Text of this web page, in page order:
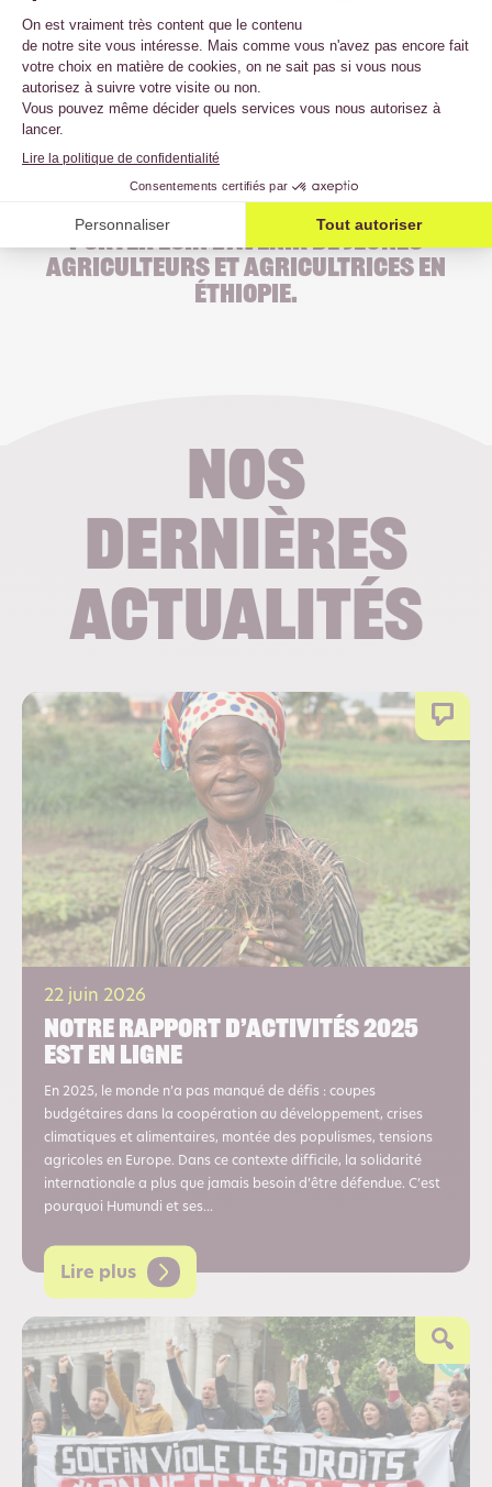
pouvez contribuer à cet impact durable
aujourd’hui et pour les générations futures.
JE FAIS UN DON
Avec votre soutien, ce projet pourra
porter loin l’avenir de jeunes
agriculteurs et agricultrices en
Éthiopie.
Nos
dernières
actualités
22 juin 2026
Notre rapport d’activités 2025
est en ligne
En 2025, le monde n’a pas manqué de défis : coupes
budgétaires dans la coopération au développement, crises
climatiques et alimentaires, montée des populismes, tensions
agricoles en Europe. Dans ce contexte difficile, la solidarité
internationale a plus que jamais besoin d’être défendue. C’est
pourquoi Humundi et ses...
Lire plus